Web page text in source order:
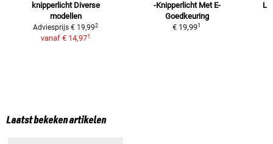
knipperlicht Diverse
modellen
Adviesprijs € 19,992
vanaf € 14,971
-Knipperlicht Met E-
Goedkeuring
€ 19,991
Laatst bekeken artikelen